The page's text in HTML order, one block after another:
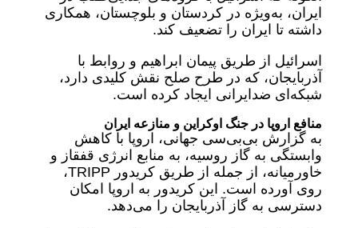
ایران، به‌ویژه در کردستان و بلوچستان، همکاری
داشته تا ایران را تضعیف کند.
اسرائیل از طریق پیمان ابراهیم و روابط با
آذربایجان، که در طرح صلح نقش کلیدی دارد،
شبکه‌ای ضدایرانی ایجاد کرده است.
منافع اروپا در جنگ اوکراین و منازعه ایران
به گزارش بی‌بی‌سی جهانی، اروپا با کاهش
وابستگی به گاز روسیه، به منابع انرژی قفقاز و
خاورمیانه، از جمله از طریق کریدور TRIPP،
روی آورده است. این کریدور به اروپا امکان
دسترسی به گاز آذربایجان را می‌دهد.